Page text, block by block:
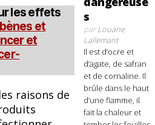
les effets
et
et
raisons de
s
parLouane
Lallemant
Il est d’ocre et
d’agate, de safran
et de cornaline. Il
brûle dans le haut
d’une flamme, il
fait la chaleur et